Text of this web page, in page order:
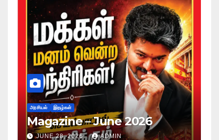
அரசியல் இதழ்கள்
Magazine – May 2026
JUNE 28, 2026 ADMIN